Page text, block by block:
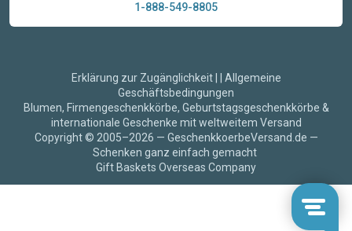
1-888-549-8805
Erklärung zur Zugänglichkeit|
Allgemeine
Geschäftsbedingungen
Blumen, Firmengeschenkkörbe, Geburtstagsgeschenkkörbe &
internationale Geschenke mit weltweitem Versand
Copyright © 2005–2026 — GeschenkkoerbeVersand.de —
Schenken ganz einfach gemacht
Gift Baskets Overseas Company